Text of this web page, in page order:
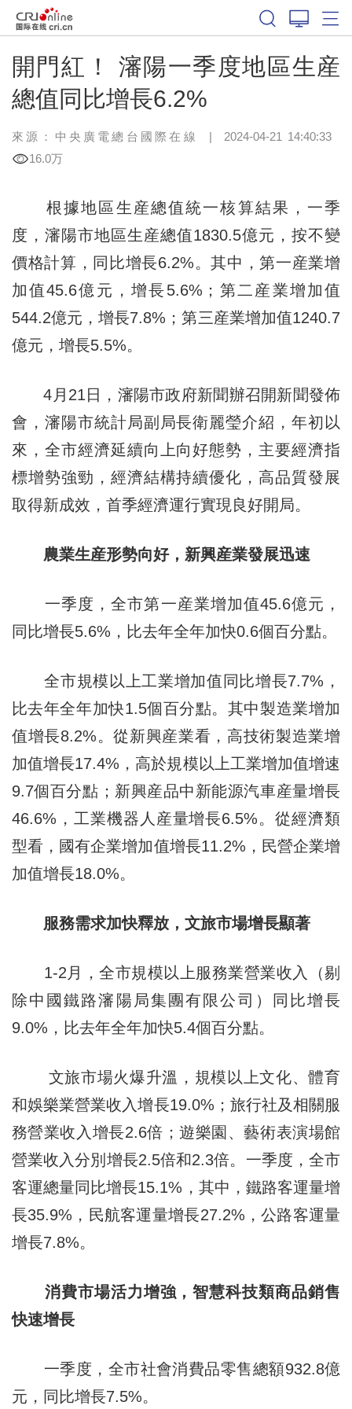
開門紅！ 瀋陽一季度地區生産
總值同比增長6.2%
來源：中央廣電總台國際在線 | 2024-04-21 14:40:33
16.0万
根據地區生産總值統一核算結果，一季
度，瀋陽市地區生産總值1830.5億元，按不變
價格計算，同比增長6.2%。其中，第一産業增
加值45.6億元，增長5.6%；第二産業增加值
544.2億元，增長7.8%；第三産業增加值1240.7
億元，增長5.5%。
4月21日，瀋陽市政府新聞辦召開新聞發佈
會，瀋陽市統計局副局長衛麗瑩介紹，年初以
來，全市經濟延續向上向好態勢，主要經濟指
標增勢強勁，經濟結構持續優化，高品質發展
取得新成效，首季經濟運行實現良好開局。
農業生産形勢向好，新興産業發展迅速
一季度，全市第一産業增加值45.6億元，
同比增長5.6%，比去年全年加快0.6個百分點。
全市規模以上工業增加值同比增長7.7%，
比去年全年加快1.5個百分點。其中製造業增加
值增長8.2%。從新興産業看，高技術製造業增
加值增長17.4%，高於規模以上工業增加值增速
9.7個百分點；新興産品中新能源汽車産量增長
46.6%，工業機器人産量增長6.5%。從經濟類
型看，國有企業增加值增長11.2%，民營企業增
加值增長18.0%。
服務需求加快釋放，文旅市場增長顯著
1-2月，全市規模以上服務業營業收入（剔
除中國鐵路瀋陽局集團有限公司）同比增長
9.0%，比去年全年加快5.4個百分點。
文旅市場火爆升溫，規模以上文化、體育
和娛樂業營業收入增長19.0%；旅行社及相關服
務營業收入增長2.6倍；遊樂園、藝術表演場館
營業收入分別增長2.5倍和2.3倍。一季度，全市
客運總量同比增長15.1%，其中，鐵路客運量增
長35.9%，民航客運量增長27.2%，公路客運量
增長7.8%。
消費市場活力增強，智慧科技類商品銷售
快速增長
一季度，全市社會消費品零售總額932.8億
元，同比增長7.5%。